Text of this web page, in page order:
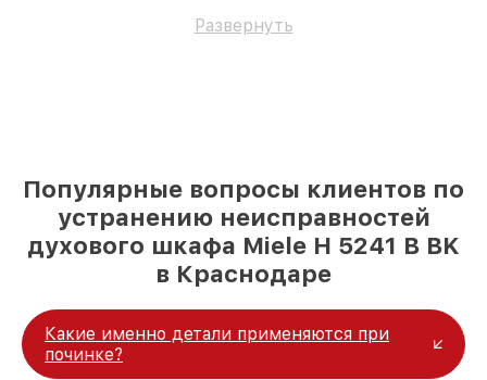
Развернуть
Популярные вопросы клиентов по
устранению неисправностей
духового шкафа Miele H 5241 B BK
в Краснодаре
Какие именно детали применяются при
починке?